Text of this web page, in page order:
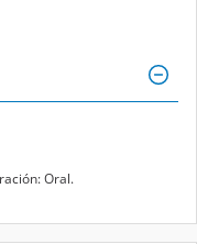
Oral.